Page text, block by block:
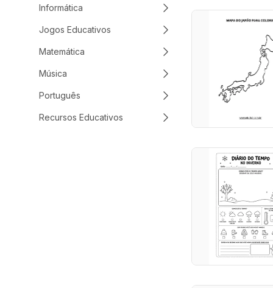
Informática
Jogos Educativos
Matemática
Música
Português
Recursos Educativos